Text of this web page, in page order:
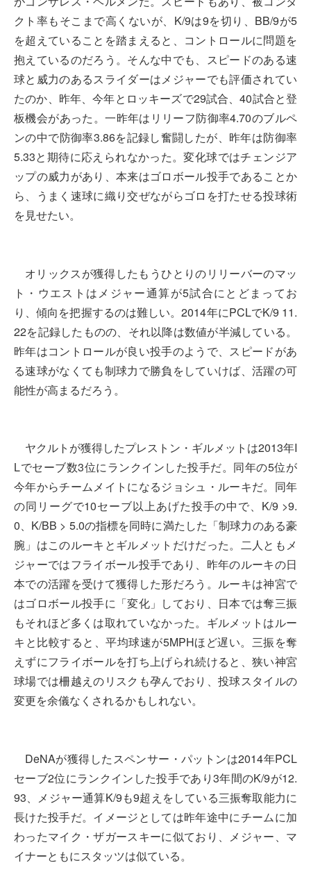
クト率もそこまで高くないが、K/9は9を切り、BB/9が5
を超えていることを踏まえると、コントロールに問題を
抱えているのだろう。そんな中でも、スピードのある速
球と威力のあるスライダーはメジャーでも評価されてい
たのか、昨年、今年とロッキーズで29試合、40試合と登
板機会があった。一昨年はリリーフ防御率4.70のブルペ
ンの中で防御率3.86を記録し奮闘したが、昨年は防御率
5.33と期待に応えられなかった。変化球ではチェンジア
ップの威力があり、本来はゴロボール投手であることか
ら、うまく速球に織り交ぜながらゴロを打たせる投球術
を見せたい。
オリックスが獲得したもうひとりのリリーバーのマッ
ト・ウエストはメジャー通算が5試合にとどまってお
り、傾向を把握するのは難しい。2014年にPCLでK/9 11.
22を記録したものの、それ以降は数値が半減している。
昨年はコントロールが良い投手のようで、スピードがあ
る速球がなくても制球力で勝負をしていけば、活躍の可
能性が高まるだろう。
ヤクルトが獲得したプレストン・ギルメットは2013年I
Lでセーブ数3位にランクインした投手だ。同年の5位が
今年からチームメイトになるジョシュ・ルーキだ。同年
の同リーグで10セーブ以上あげた投手の中で、K/9 >9.
0、K/BB > 5.0の指標を同時に満たした「制球力のある豪
腕」はこのルーキとギルメットだけだった。二人ともメ
ジャーではフライボール投手であり、昨年のルーキの日
本での活躍を受けて獲得した形だろう。ルーキは神宮で
はゴロボール投手に「変化」しており、日本では奪三振
もそれほど多くは取れていなかった。ギルメットはルー
キと比較すると、平均球速が5MPHほど遅い。三振を奪
えずにフライボールを打ち上げられ続けると、狭い神宮
球場では柵越えのリスクも孕んでおり、投球スタイルの
変更を余儀なくされるかもしれない。
DeNAが獲得したスペンサー・パットンは2014年PCL
セーブ2位にランクインした投手であり3年間のK/9が12.
93、メジャー通算K/9も9超えをしている三振奪取能力に
長けた投手だ。イメージとしては昨年途中にチームに加
わったマイク・ザガースキーに似ており、メジャー、マ
イナーともにスタッツは似ている。